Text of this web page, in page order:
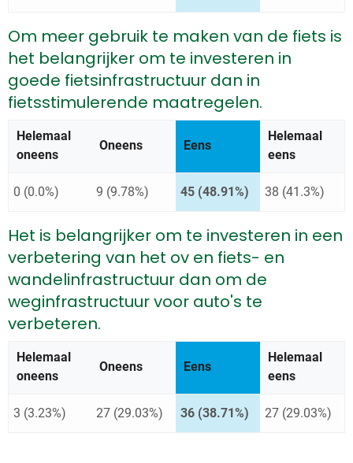
Om meer gebruik te maken van de fiets is
het belangrijker om te investeren in
goede fietsinfrastructuur dan in
fietsstimulerende maatregelen.
Helemaal
oneens
Oneens Antwoord met de meeste
Eens
Helemaal
eens
0 (0.0%) 9 (9.78%) 45 (48.91%) 38 (41.3%)
Het is belangrijker om te investeren in een
verbetering van het ov en fiets- en
wandelinfrastructuur dan om de
weginfrastructuur voor auto's te
verbeteren.
Helemaal
oneens
Oneens Antwoord met de meeste
Eens
Helemaal
eens
3 (3.23%) 27 (29.03%) 36 (38.71%) 27 (29.03%)